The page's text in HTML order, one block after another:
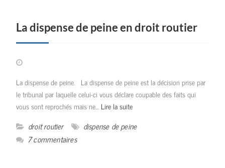
La dispense de peine en droit routier
La dispense de peine. La dispense de peine est la décision prise par
le tribunal par laquelle celui-ci vous déclare coupable des faits qui
vous sont reprochés mais ne… Lire la suite
droit routier
dispense de peine
7 commentaires